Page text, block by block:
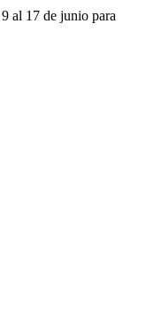
al 17 de junio para